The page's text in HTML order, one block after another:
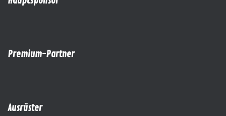
Premium-Partner
Ausrüster